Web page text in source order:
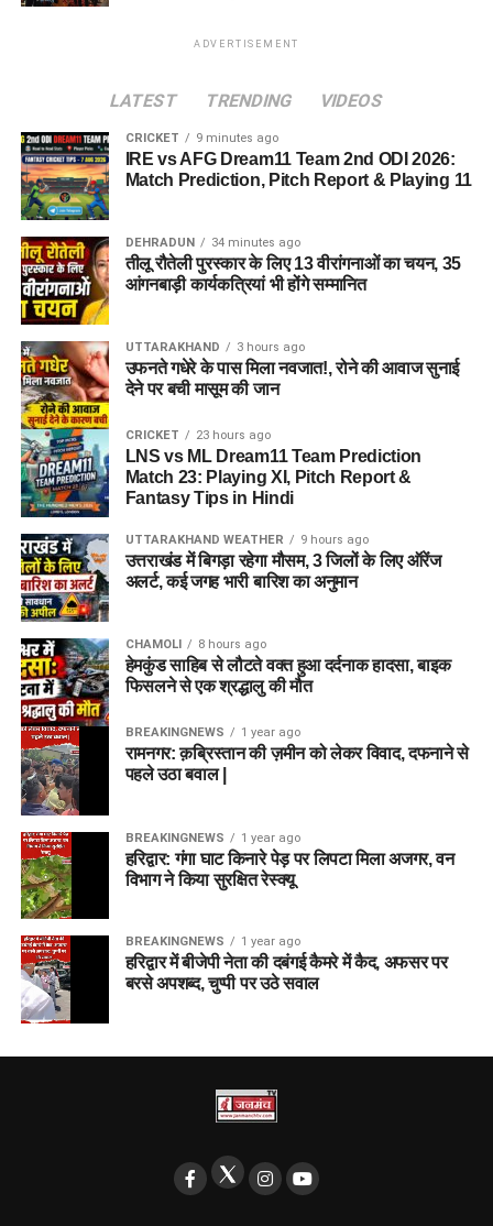
ADVERTISEMENT
LATEST TRENDING VIDEOS
CRICKET 9 minutes ago
IRE vs AFG Dream11 Team 2nd ODI 2026:
Match Prediction, Pitch Report & Playing 11
DEHRADUN 34 minutes ago
तीलू रौतेली पुरस्कार के लिए 13 वीरांगनाओं का चयन, 35
आंगनबाड़ी कार्यकत्रियां भी होंगे सम्मानित
UTTARAKHAND 3 hours ago
उफनते गधेरे के पास मिला नवजात!, रोने की आवाज सुनाई
देने पर बची मासूम की जान
CRICKET 23 hours ago
LNS vs ML Dream11 Team Prediction
Match 23: Playing XI, Pitch Report &
Fantasy Tips in Hindi
UTTARAKHAND WEATHER 9 hours ago
उत्तराखंड में बिगड़ा रहेगा मौसम, 3 जिलों के लिए ऑरेंज
अलर्ट, कई जगह भारी बारिश का अनुमान
CHAMOLI 8 hours ago
हेमकुंड साहिब से लौटते वक्त हुआ दर्दनाक हादसा, बाइक
फिसलने से एक श्रद्धालु की मौत
BREAKINGNEWS 1 year ago
रामनगर: क़ब्रिस्तान की ज़मीन को लेकर विवाद, दफनाने से
पहले उठा बवाल |
BREAKINGNEWS 1 year ago
हरिद्वार: गंगा घाट किनारे पेड़ पर लिपटा मिला अजगर, वन
विभाग ने किया सुरक्षित रेस्क्यू
BREAKINGNEWS 1 year ago
हरिद्वार में बीजेपी नेता की दबंगई कैमरे में कैद, अफसर पर
बरसे अपशब्द, चुप्पी पर उठे सवाल